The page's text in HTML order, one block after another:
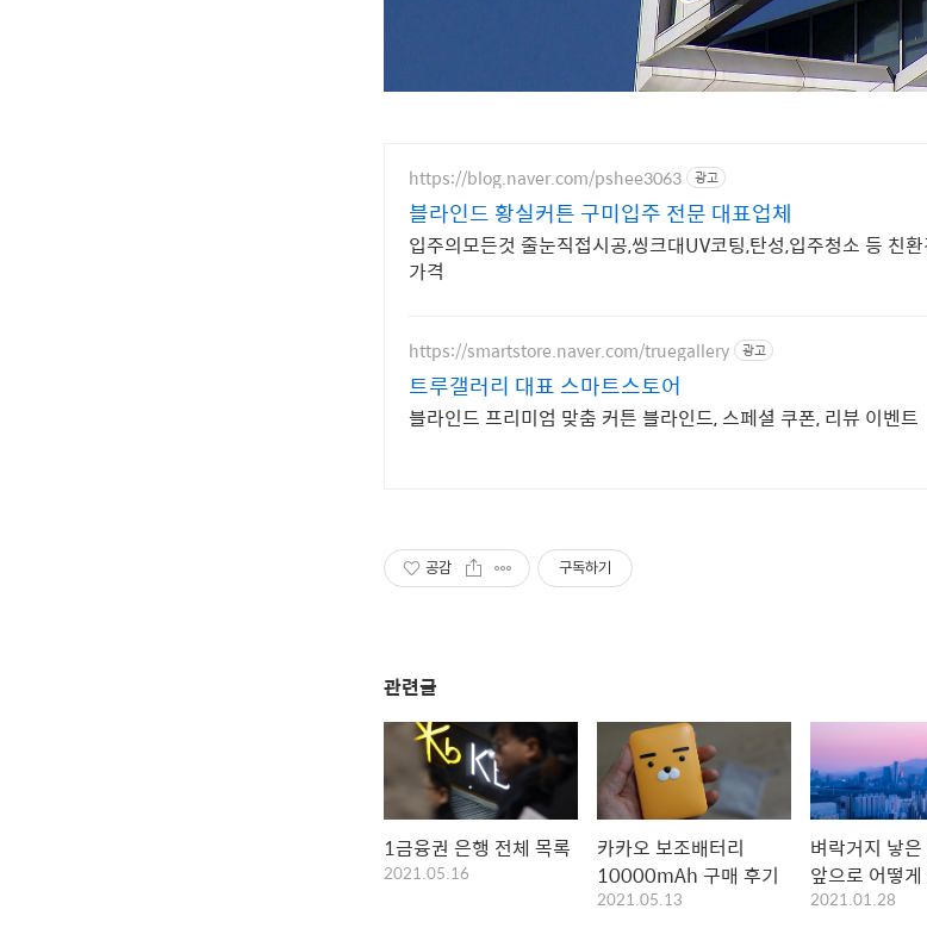
https://blog.naver.com/pshee3063 광고
블라인드 황실커튼 구미입주 전문 대표업체
입주의모든것 줄눈직접시공,씽크대UV코팅,탄성,입주청소 등 친
가격
https://smartstore.naver.com/truegallery 광고
트루갤러리 대표 스마트스토어
블라인드 프리미엄 맞춤 커튼 블라인드, 스페셜 쿠폰, 리뷰 이벤트
공감 구독하기
관련글
1금융권 은행 전체 목록
2021.05.16
카카오 보조배터리
10000mAh 구매 후기
2021.05.13
벼락거지 낳
앞으로 어떻
2021.01.28